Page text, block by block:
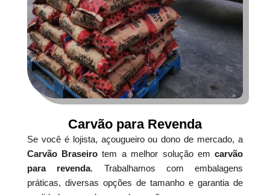
Carvão para Revenda
Se você é lojista, açougueiro ou dono de mercado, a
Carvão Braseiro tem a melhor solução emcarvão
para revenda. Trabalhamos com embalagens
práticas, diversas opções de tamanho e garantia de